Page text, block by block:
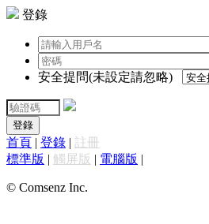
登錄
安全提問(未設定請忽略)
登錄
首頁 | 登錄 | 註冊
標準版 | 觸屏版 | 電腦版 |
© Comsenz Inc.